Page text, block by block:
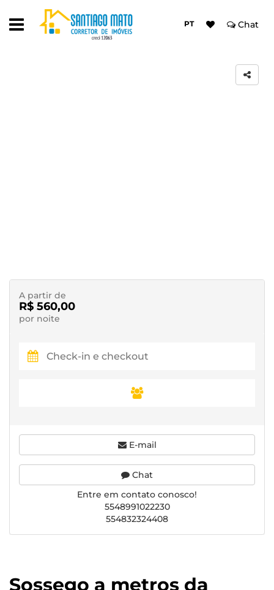
PT Chat
Sossego a metros da
A partir de
R$ 560,00
por noite
E-mail
Chat
Entre em contato conosco!
5548991022230
554832324408